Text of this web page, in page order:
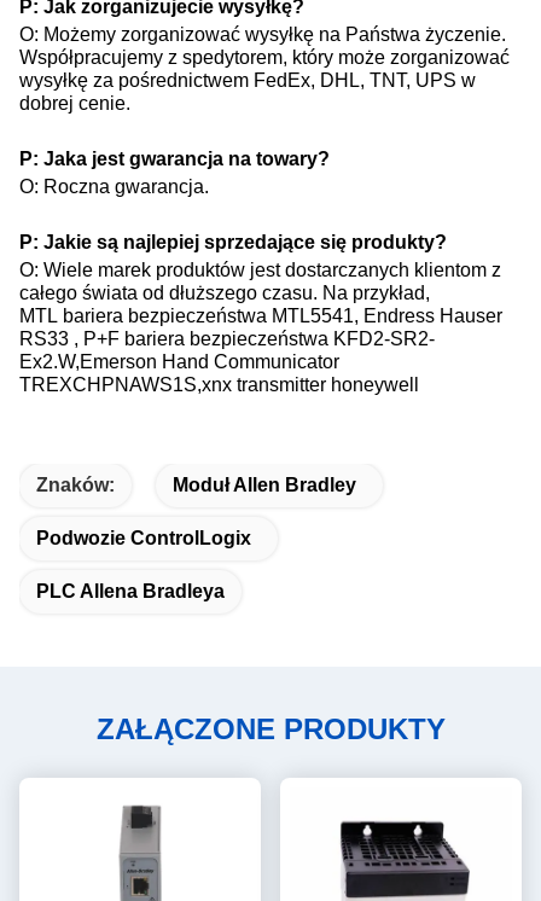
P: Jak zorganizujecie wysyłkę?
O: Możemy zorganizować wysyłkę na Państwa życzenie.
Współpracujemy z spedytorem, który może zorganizować
wysyłkę za pośrednictwem FedEx, DHL, TNT, UPS w
dobrej cenie.
P: Jaka jest gwarancja na towary?
O: Roczna gwarancja.
P: Jakie są najlepiej sprzedające się produkty?
O: Wiele marek produktów jest dostarczanych klientom z
całego świata od dłuższego czasu. Na przykład,
MTL bariera bezpieczeństwa MTL5541, Endress Hauser​
RS33 , P+F bariera bezpieczeństwa KFD2-SR2-
Ex2.W,Emerson Hand Communicator
TREXCHPNAWS1S,xnx transmitter honeywell
Znaków: Moduł Allen Bradley
Podwozie ControlLogix
PLC Allena Bradleya
ZAŁĄCZONE PRODUKTY